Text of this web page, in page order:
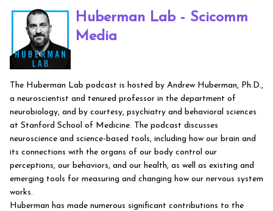
Huberman Lab - Scicomm
Media
The Huberman Lab podcast is hosted by Andrew Huberman, Ph.D.,
a neuroscientist and tenured professor in the department of
neurobiology, and by courtesy, psychiatry and behavioral sciences
at Stanford School of Medicine. The podcast discusses
neuroscience and science-based tools, including how our brain and
its connections with the organs of our body control our
perceptions, our behaviors, and our health, as well as existing and
emerging tools for measuring and changing how our nervous system
works.
Huberman has made numerous significant contributions to the